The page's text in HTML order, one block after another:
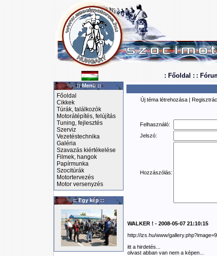
: Főoldal : :
:: Menü ::
Főoldal
Cikkek
Túrák, találkozók
Motorátépítés, felújítás
Tuning, fejlesztés
Szerviz
Vezetéstechnika
Galéria
Szavazás kiértékelése
Filmek, hangok
Papírmunka
Szocitúrák
Motortervezés
Motor versenyzés
:: Egy kép ::
Új téma létrehozása |
Felhasználó:
Jelszó:
Hozzászólás:
WALKER ! - 2008-05-07 21:10:15
http://izs.hu/www/
itt a hirdetés...
olvast abban van nem a képen...